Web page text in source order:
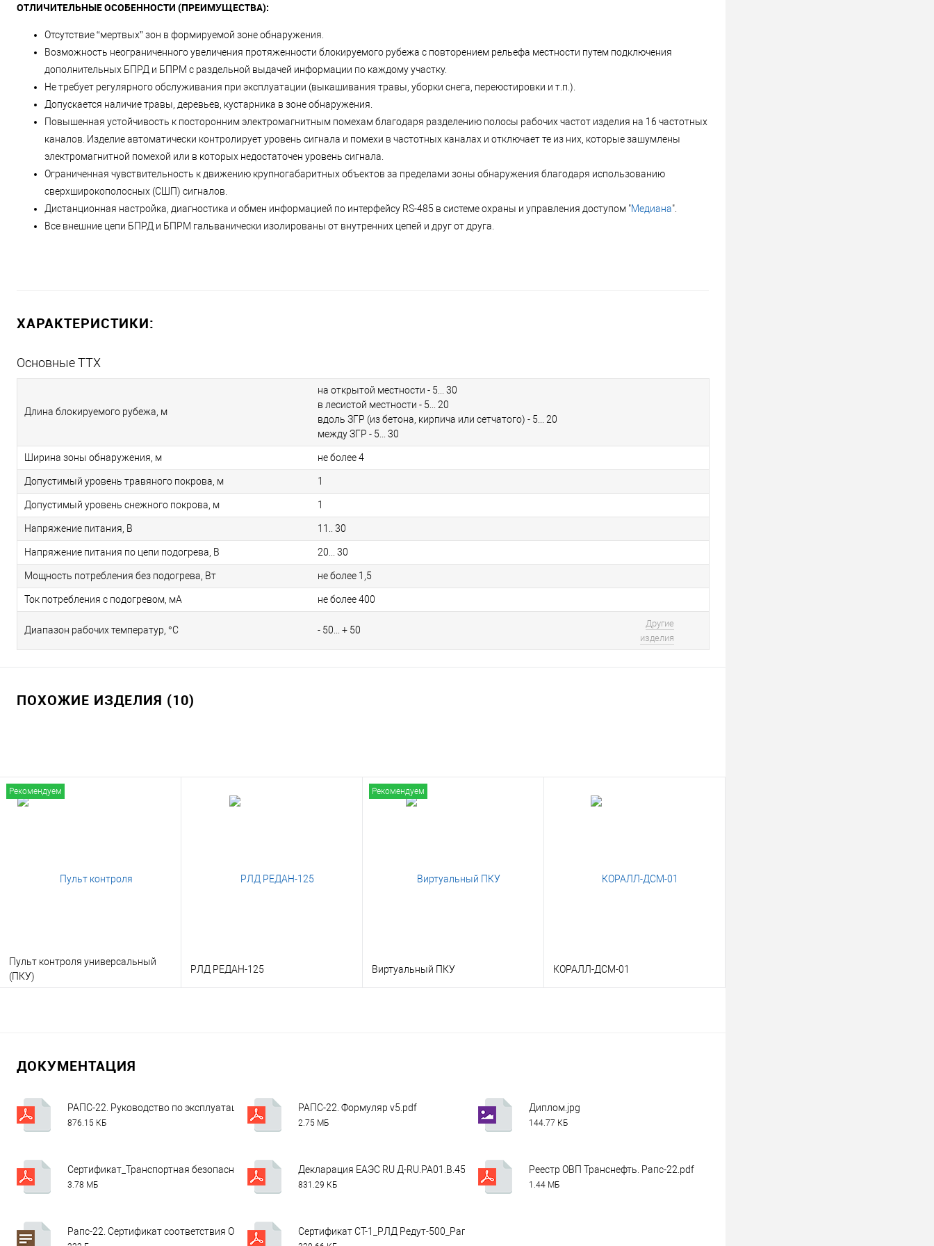
ОТЛИЧИТЕЛЬНЫЕ ОСОБЕННОСТИ (ПРЕИМУЩЕСТВА):
Отсутствие “мертвых” зон в формируемой зоне обнаружения.
Возможность неограниченного увеличения протяженности блокируемого рубежа с повторением рельефа местности путем подключения
дополнительных БПРД и БПРМ с раздельной выдачей информации по каждому участку.
Не требует регулярного обслуживания при эксплуатации (выкашивания травы, уборки снега, переюстировки и т.п.).
Допускается наличие травы, деревьев, кустарника в зоне обнаружения.
Повышенная устойчивость к посторонним электромагнитным помехам благодаря разделению полосы рабочих частот изделия на 16 частотных
каналов. Изделие автоматически контролирует уровень сигнала и помехи в частотных каналах и отключает те из них, которые зашумлены
электромагнитной помехой или в которых недостаточен уровень сигнала.
Ограниченная чувствительность к движению крупногабаритных объектов за пределами зоны обнаружения благодаря использованию
сверхширокополосных (СШП) сигналов.
Дистанционная настройка, диагностика и обмен информацией по интерфейсу RS-485 в системе охраны и управления доступом "Медиана".
Все внешние цепи БПРД и БПРМ гальванически изолированы от внутренних цепей и друг от друга.
ХАРАКТЕРИСТИКИ:
Основные ТТХ
Длина блокируемого рубежа, м
на открытой местности - 5... 30
в лесистой местности - 5... 20
вдоль ЗГР (из бетона, кирпича или сетчатого) - 5... 20
между ЗГР - 5... 30
Ширина зоны обнаружения, м не более 4
Допустимый уровень травяного покрова, м 1
Допустимый уровень снежного покрова, м 1
Напряжение питания, В 11.. 30
Напряжение питания по цепи подогрева, В 20... 30
Мощность потребления без подогрева, Вт не более 1,5
Ток потребления с подогревом, мА не более 400
Диапазон рабочих температур, °С - 50... + 50
Другие
изделия
ПОХОЖИЕ ИЗДЕЛИЯ (10)
Рекомендуем
Пульт контроля универсальный
(ПКУ)
В избранное
Под заказ
РЛД РЕДАН-125
Рекомендуем
Виртуальный ПКУ КОРАЛЛ-ДСМ-01
ДОКУМЕНТАЦИЯ
РАПС-22. Руководство по эксплуатации v11.pdf
876.15 КБ
РАПС-22. Формуляр v5.pdf
2.75 МБ
Диплом.jpg
144.77 КБ
Сертификат_Транспортная безопасность. Медиана (в составе системы).pdf
3.78 МБ
Декларация ЕАЭС RU Д-RU.РА01.В.45864_20.pdf
831.29 КБ
Реестр ОВП Транснефть. Рапс-22.pdf
1.44 МБ
Рапс-22. Сертификат соответствия ОИАЭ по 18.04.2027.txtСертификат СТ-1_РЛД Редут-500_Рапс-22_20 июня 2025.pdf